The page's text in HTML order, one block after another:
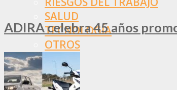
SALUD
TECNOLOGÍA
OTROS
NORMAS
SSN
SRT
ADIRA celebra 45 años